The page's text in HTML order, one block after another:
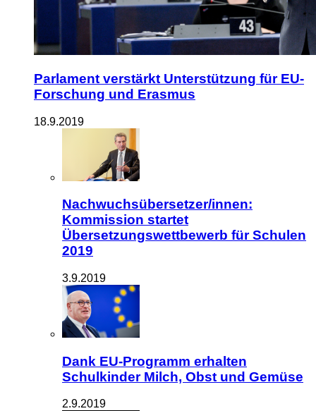
Parlament verstärkt Unterstützung für EU-
Forschung und Erasmus
18.9.2019
Nachwuchsübersetzer/innen:
Kommission startet
Übersetzungswettbewerb für Schulen
2019
3.9.2019
Dank EU-Programm erhalten
Schulkinder Milch, Obst und Gemüse
2.9.2019